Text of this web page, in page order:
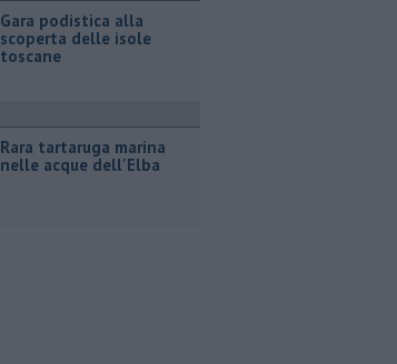
Gara podistica alla
scoperta delle isole
toscane
Rara tartaruga marina
nelle acque dell'Elba